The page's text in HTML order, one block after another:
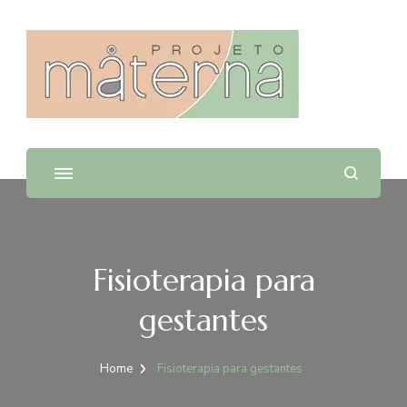
Projeto Materna
Fisioterapia para
gestantes
Home Fisioterapia para gestantes